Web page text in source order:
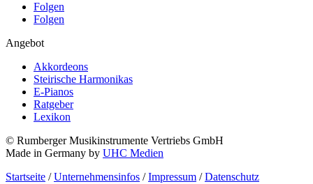
Folgen
Folgen
Angebot
Akkordeons
Steirische Harmonikas
E-Pianos
Ratgeber
Lexikon
© Rumberger Musikinstrumente Vertriebs GmbH
Made in Germany by UHC Medien
Startseite / Unternehmensinfos / Impressum / Datenschutz